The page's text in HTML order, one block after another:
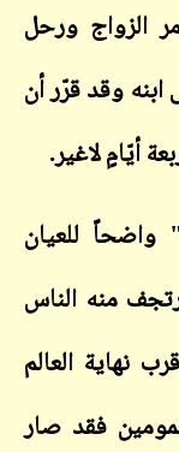
الزواج ورحل
وقد قرّر أن
أيّامٍ لاغير.
للعيان
منه الناس
نهاية العالم
فقد صار